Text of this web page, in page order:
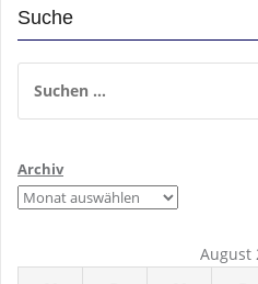
Suche
nach:
Archiv
August